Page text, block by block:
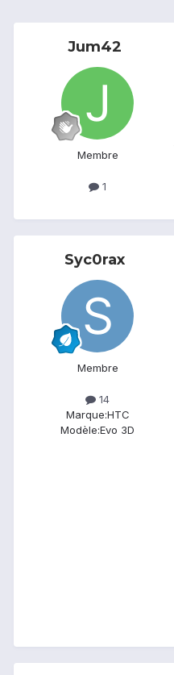
Jum42
Membre
1
Syc0rax
Membre
14
Marque:HTC
Modèle:Evo 3D